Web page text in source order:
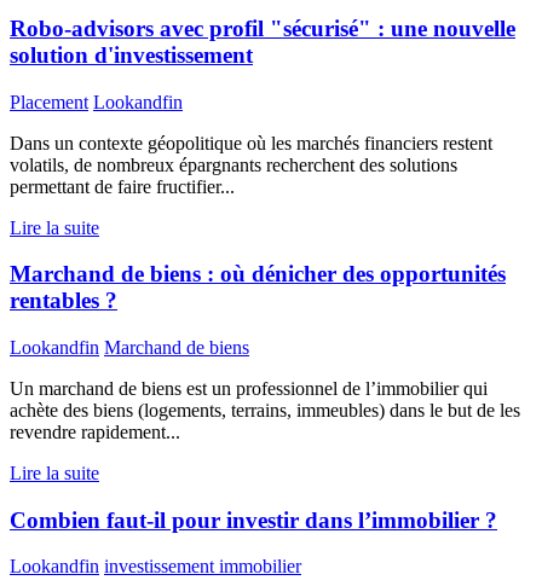
Robo-advisors avec profil "sécurisé" : une nouvelle
solution d'investissement
Placement Lookandfin
Dans un contexte géopolitique où les marchés financiers restent
volatils, de nombreux épargnants recherchent des solutions
permettant de faire fructifier...
Lire la suite
Marchand de biens : où dénicher des opportunités
rentables ?
Lookandfin Marchand de biens
Un marchand de biens est un professionnel de l’immobilier qui
achète des biens (logements, terrains, immeubles) dans le but de les
revendre rapidement...
Lire la suite
Combien faut-il pour investir dans l’immobilier ?
Lookandfin investissement immobilier